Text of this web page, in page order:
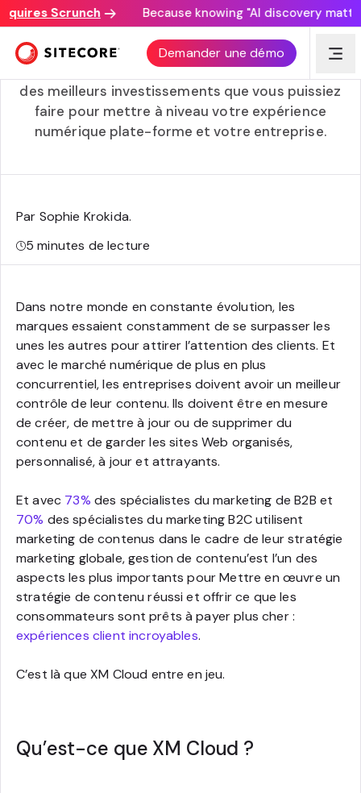
Scrunch Because knowing "AI discovery
Demander une démo
XM Cloud : 6 avantages pour votre entreprise
Découvrez pourquoi XM Cloud pourrait être l’un
des meilleurs investissements que vous puissiez
faire pour mettre à niveau votre expérience
numérique plate-forme et votre entreprise.
Par Sophie Krokida.
5minutes de lecture
Dans notre monde en constante évolution, les
marques essaient constamment de se surpasser les
unes les autres pour attirer l’attention des clients. Et
avec le marché numérique de plus en plus
concurrentiel, les entreprises doivent avoir un meilleur
contrôle de leur contenu. Ils doivent être en mesure
de créer, de mettre à jour ou de supprimer du
contenu et de garder les sites Web organisés,
personnalisé, à jour et attrayants.
Et avec 73% des spécialistes du marketing de B2B et
70% des spécialistes du marketing B2C utilisent
marketing de contenus dans le cadre de leur stratégie
marketing globale, gestion de contenu’est l’un des
aspects les plus importants pour Mettre en œuvre un
stratégie de contenu réussi et offrir ce que les
consommateurs sont prêts à payer plus cher :
expériences client incroyables.
C’est là que XM Cloud entre en jeu.
Qu’est-ce que XM Cloud ?